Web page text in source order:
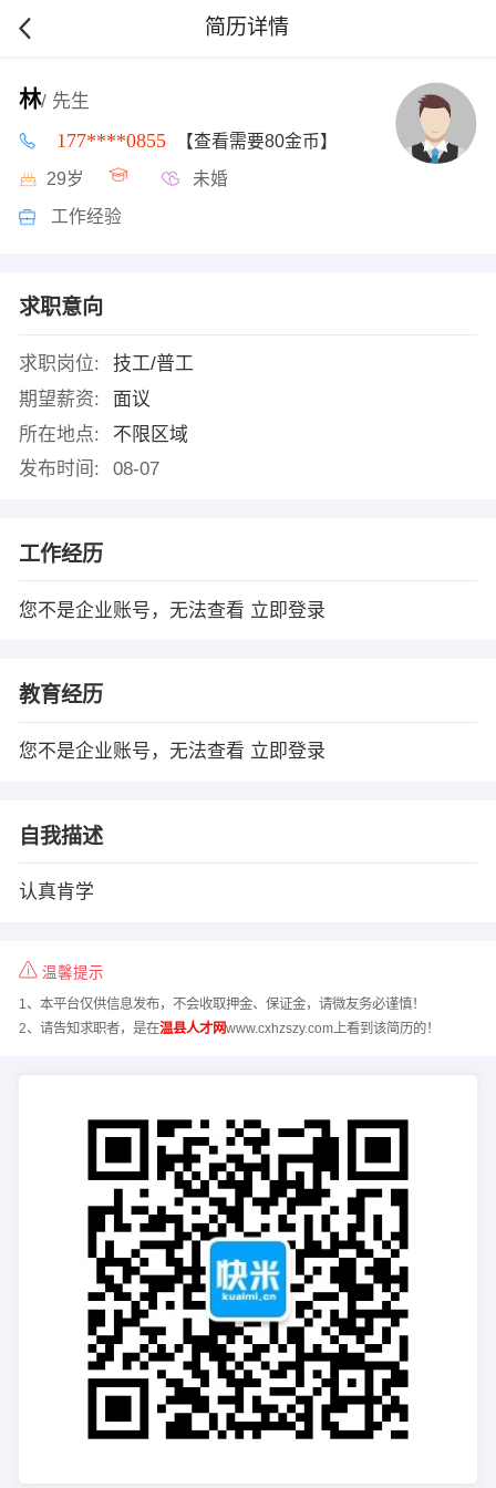
简历详情
林/ 先生
177****0855 【查看需要80金币】
29岁 未婚
工作经验
求职意向
求职岗位:
技工/普工
期望薪资:
面议
所在地点:
不限区域
发布时间:
08-07
工作经历
您不是企业账号，无法查看 立即登录
教育经历
您不是企业账号，无法查看 立即登录
自我描述
认真肯学
温馨提示
1、本平台仅供信息发布，不会收取押金、保证金，请微友务必谨慎！
2、请告知求职者，是在温县人才网www.cxhzszy.com上看到该简历的！